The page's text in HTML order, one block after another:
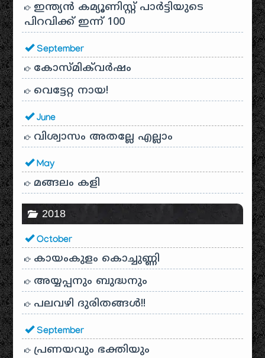
ഇന്ത്യൻ കമ്യൂണിസ്റ്റ് പാർട്ടിയുടെ
പിറവിക്ക് ഇന്ന് 100
September
കോസ്മിക്‌വർഷം
വെട്ടേറ്റ നായ!
June
വിശ്വാസം അതല്ലേ എല്ലാം
May
മങ്ങലം കളി
2018
October
കായം‌കുളം കൊച്ചുണ്ണി
അയ്യപ്പനും ബുദ്ധനും
പലവഴി ദുരിതങ്ങൾ!!
September
പ്രണയവും ഭക്തിയും